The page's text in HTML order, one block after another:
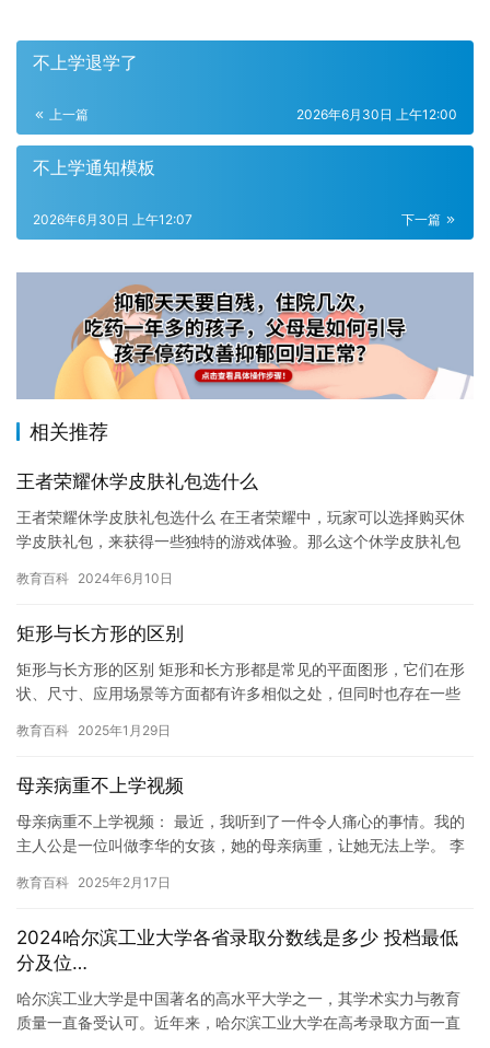
不上学退学了
上一篇 2026年6月30日 上午12:00
不上学通知模板
下一篇
2026年6月30日 上午12:07
相关推荐
王者荣耀休学皮肤礼包选什么
王者荣耀休学皮肤礼包选什么 在王者荣耀中，玩家可以选择购买休
学皮肤礼包，来获得一些独特的游戏体验。那么这个休学皮肤礼包
么的…
教育百科 2024年6月10日
矩形与长方形的区别
矩形与长方形的区别 矩形和长方形都是常见的平面图形，它们在形
状、尺寸、应用场景等方面都有许多相似之处，但同时也存在一些
区…
教育百科 2025年1月29日
母亲病重不上学视频
母亲病重不上学视频： 最近，我听到了一件令人痛心的事情。我的
主人公是一位叫做李华的女孩，她的母亲病重，让她无法上学。 李
好…
教育百科 2025年2月17日
2024哈尔滨工业大学各省录取分数线是多少 投档最低
分及位…
哈尔滨工业大学是中国著名的高水平大学之一，其学术实力与教育
质量一直备受认可。近年来，哈尔滨工业大学在高考录取方面一直